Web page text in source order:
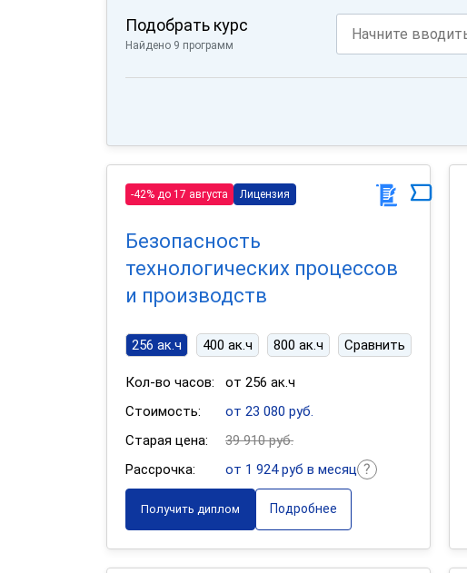
Подобрать курс
Найдено 9 программ
-42% до 17 августа Лицензия
Безопасность
технологических процессов
и производств
256 ак.ч 400 ак.ч 800 ак.ч Сравнить
Кол-во часов:
от 256 ак.ч
Стоимость:
от 23 080 руб.
Старая цена:
39 910 руб.
Рассрочка:
от 1 924 руб в месяц
Получить диплом Подробнее